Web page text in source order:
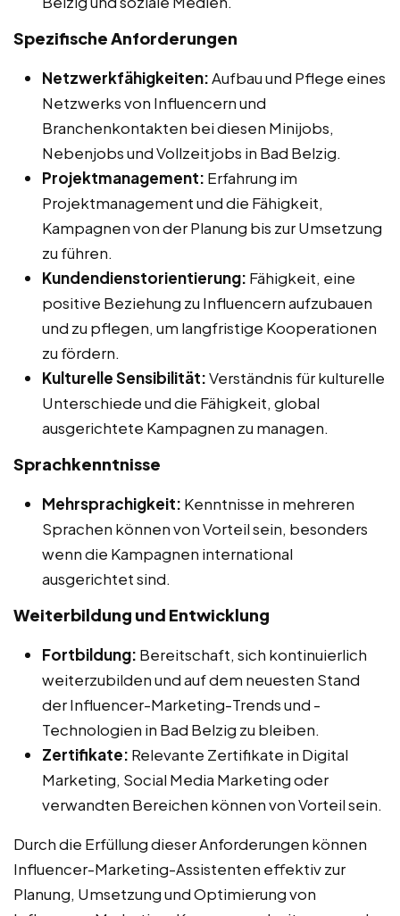
Spezifische Anforderungen
Netzwerkfähigkeiten:Aufbau und Pflege eines
Netzwerks von Influencern und
Branchenkontakten bei diesen Minijobs,
Nebenjobs und Vollzeitjobs in Bad Belzig.
Projektmanagement: Erfahrung im
Projektmanagement und die Fähigkeit,
Kampagnen von der Planung bis zur Umsetzung
zu führen.
Kundendienstorientierung: Fähigkeit, eine
positive Beziehung zu Influencern aufzubauen
und zu pflegen, um langfristige Kooperationen
zu fördern.
Kulturelle Sensibilität:Verständnis für kulturelle
Unterschiede und die Fähigkeit, global
ausgerichtete Kampagnen zu managen.
Sprachkenntnisse
Mehrsprachigkeit: Kenntnisse in mehreren
Sprachen können von Vorteil sein, besonders
wenn die Kampagnen international
ausgerichtet sind.
Weiterbildung und Entwicklung
Fortbildung: Bereitschaft, sich kontinuierlich
weiterzubilden und auf dem neuesten Stand
der Influencer-Marketing-Trends und -
Technologien in Bad Belzig zu bleiben.
Zertifikate: Relevante Zertifikate in Digital
Marketing, Social Media Marketing oder
verwandten Bereichen können von Vorteil sein.
Durch die Erfüllung dieser Anforderungen können
Influencer-Marketing-Assistenten effektiv zur
Planung, Umsetzung und Optimierung von